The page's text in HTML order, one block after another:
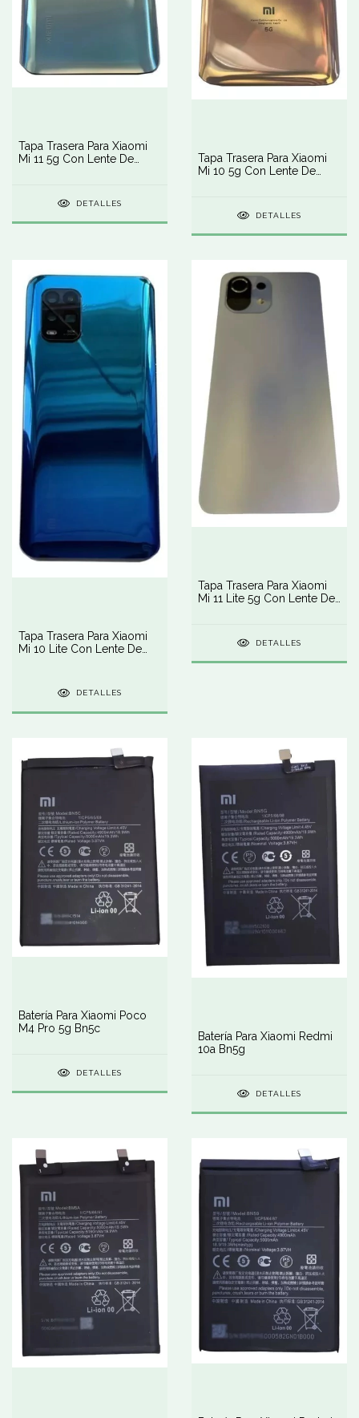
Tapa Trasera Para Xiaomi
Mi 11 5g Con Lente De
DETALLES
Tapa Trasera Para Xiaomi
Mi 10 5g Con Lente De
DETALLES
Tapa Trasera Para Xiaomi
Mi 10 Lite Con Lente De
DETALLES
Tapa Trasera Para Xiaomi
Mi 11 Lite 5g Con Lente De
DETALLES
Batería Para Xiaomi Poco
M4 Pro 5g Bn5c
DETALLES
Batería Para Xiaomi Redmi
10a Bn5g
DETALLES